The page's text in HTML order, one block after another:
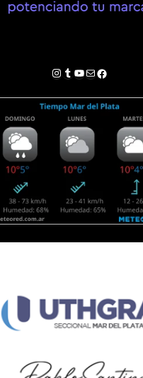
Instagram
Tumblr
YouTube
Correo electrónico
Facebook